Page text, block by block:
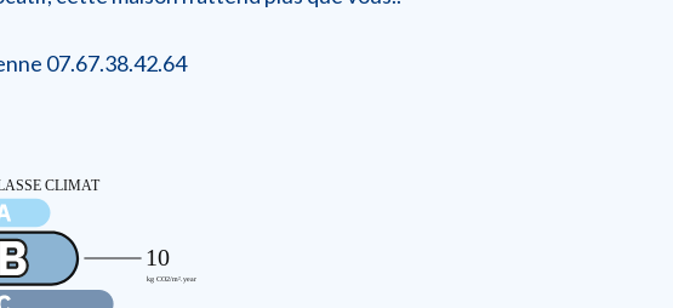
07.67.38.42.64